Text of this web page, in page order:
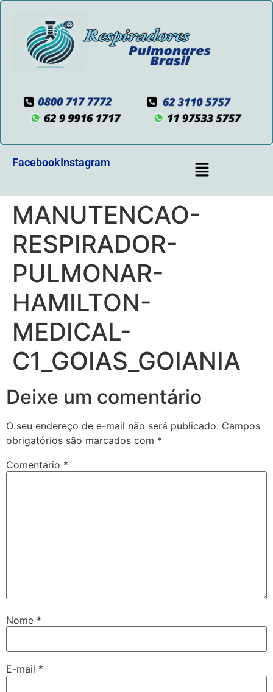
FacebookInstagram
MANUTENCAO-
RESPIRADOR-
PULMONAR-
HAMILTON-
MEDICAL-
C1_GOIAS_GOIANIA
Deixe um comentário
O seu endereço de e-mail não será publicado. Campos
obrigatórios são marcados com *
Comentário *
Nome *
E-mail *